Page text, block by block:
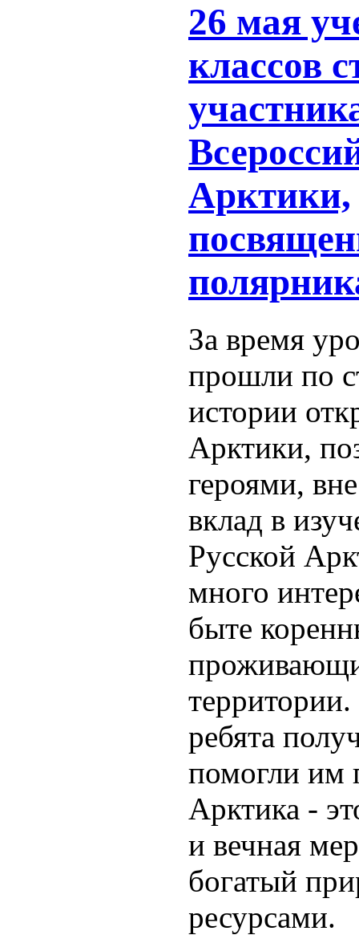
26 мая
классов
Арктики,
За время
прошли по
истории
Арктики,
героями,
вклад в
Русской
много
быте
ребята
помогли им
Арктика -
и вечная
богатый
ресурсами.